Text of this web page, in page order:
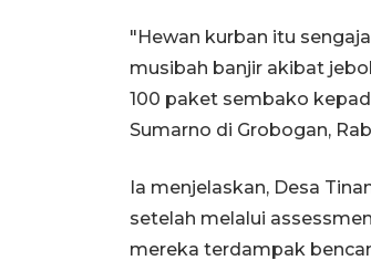
"Hewan kurban itu
musibah banjir akibat
100 paket sembako
Sumarno di Grobogan,
Ia menjelaskan, Desa
setelah melalui
mereka terdampak